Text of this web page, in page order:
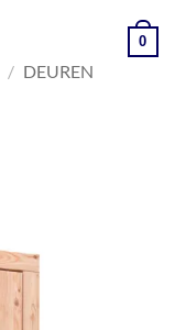
0
/ DEUREN